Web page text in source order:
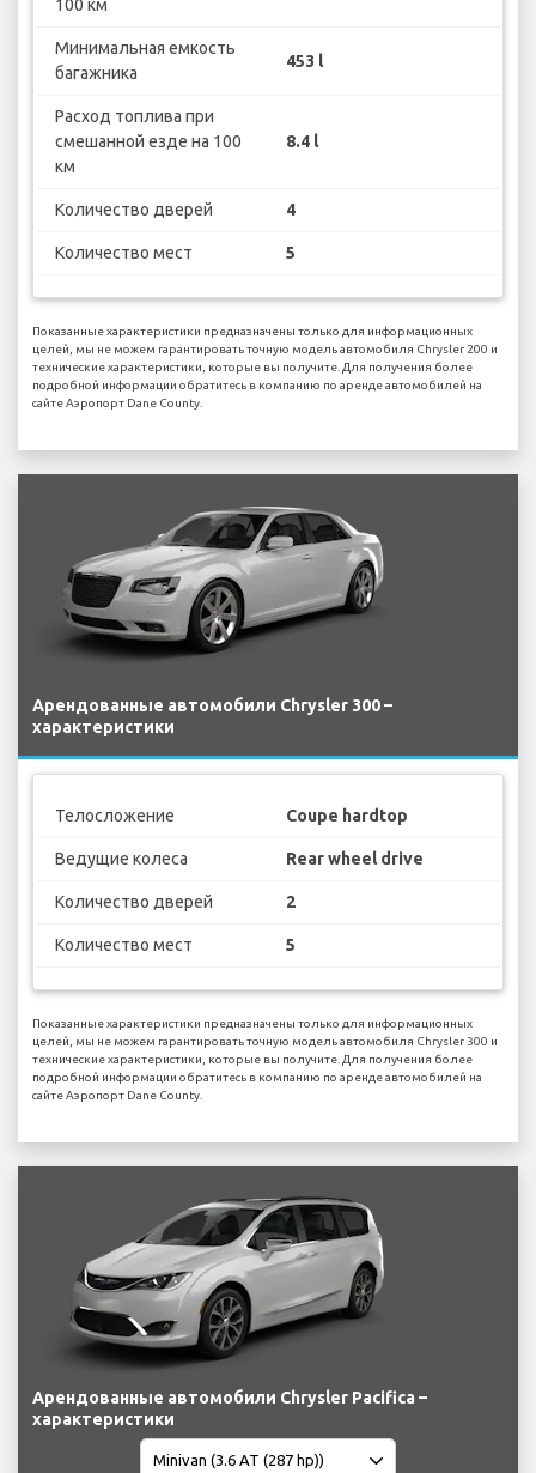
100 км
Минимальная емкость
багажника
453 l
Расход топлива при
смешанной езде на 100
км
8.4 l
Количество дверей 4
Количество мест 5
Показанные характеристики предназначены только для информационных
целей, мы не можем гарантировать точную модель автомобиля Chrysler 200 и
технические характеристики, которые вы получите. Для получения более
подробной информации обратитесь в компанию по аренде автомобилей на
сайте Аэропорт Dane County.
Арендованные автомобили Chrysler 300 –
характеристики
Телосложение Coupe hardtop
Ведущие колеса Rear wheel drive
Количество дверей 2
Количество мест 5
Показанные характеристики предназначены только для информационных
целей, мы не можем гарантировать точную модель автомобиля Chrysler 300 и
технические характеристики, которые вы получите. Для получения более
подробной информации обратитесь в компанию по аренде автомобилей на
сайте Аэропорт Dane County.
Арендованные автомобили Chrysler Pacifica –
характеристики